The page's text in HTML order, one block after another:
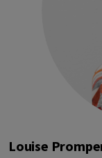
Louise